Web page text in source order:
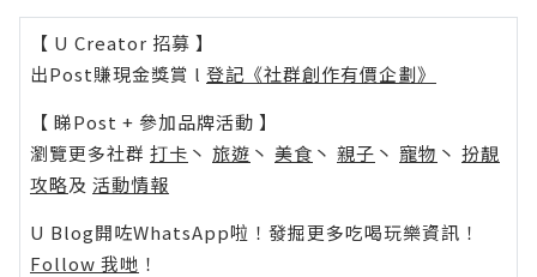
【 U Creator 招募 】
出Post賺現金獎賞 l 登記《社群創作有價企劃》
【 睇Post + 參加品牌活動 】
瀏覽更多社群 打卡 丶 旅遊 丶 美食 丶 親子 丶 寵物 丶 扮靚
攻略及 活動情報
U Blog開咗WhatsApp啦！發掘更多吃喝玩樂資訊！
Follow 我哋 ！